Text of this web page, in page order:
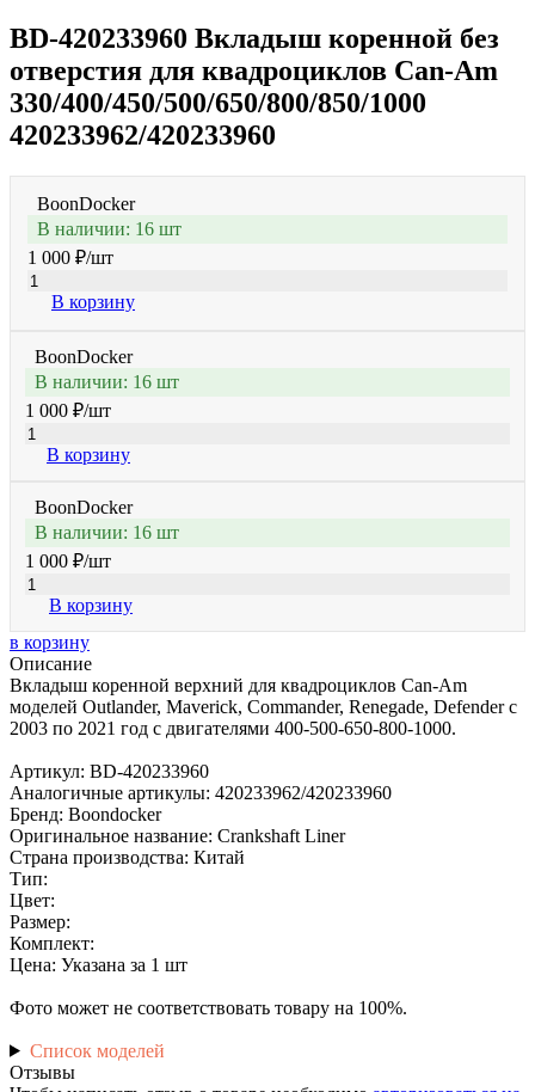
BD-420233960 Вкладыш коренной без
отверстия для квадроциклов Can-Am
330/400/450/500/650/800/850/1000
420233962/420233960
BoonDocker
В наличии: 16 шт
1 000 ₽/шт
В корзину
BoonDocker
В наличии: 16 шт
1 000 ₽/шт
В корзину
BoonDocker
В наличии: 16 шт
1 000 ₽/шт
В корзину
в корзину
Описание
Вкладыш коренной верхний для квадроциклов Can-Am
моделей Outlander, Maverick, Commander, Renegade, Defender с
2003 по 2021 год с двигателями 400-500-650-800-1000.
Артикул: BD-420233960
Аналогичные артикулы: 420233962/420233960
Бренд: Boondocker
Оригинальное название: Crankshaft Liner
Страна производства: Китай
Тип:
Цвет:
Размер:
Комплект:
Цена: Указана за 1 шт
Фото может не соответствовать товару на 100%.
Список моделей
Отзывы